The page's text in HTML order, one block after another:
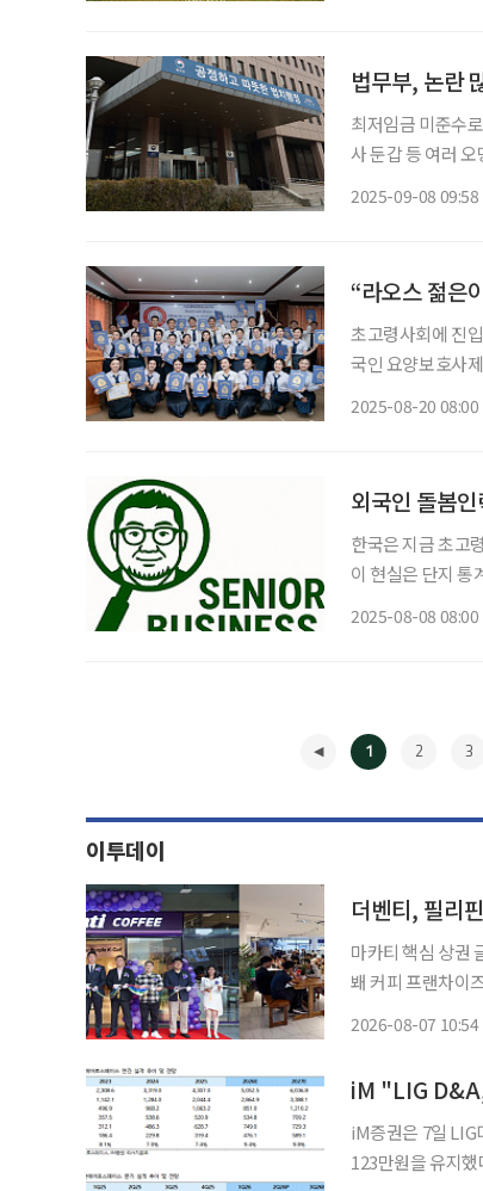
법무부, 논란
최저임금 미준수
사 둔갑 등 여러
2025-09-08 09:58
“라오스 젊은
초고령사회에 진
국인 요양보호사
2025-08-20 08:00
외국인 돌봄인
한국은 지금 초고
이 현실은 단지 통
2025-08-08 08:00
1 2 3
이투데이
더벤티, 필리
마카티 핵심 상권
봬 커피 프랜차이즈 더벤티가 필리핀 마닐라에 첫 매장을 열고 동남아시아 시장 공략에 속도
2026-08-07 10:54
iM "LIG
iM증권은 7일 LIG
123만원을 유지했